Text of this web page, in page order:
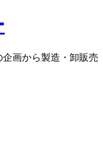
画から製造・卸販売